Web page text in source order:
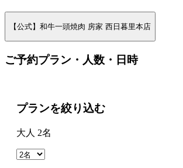
【公式】和牛一頭焼肉 房家 西日暮里本店
ご予約プラン・人数・日時
プランを絞り込む
大人 2名